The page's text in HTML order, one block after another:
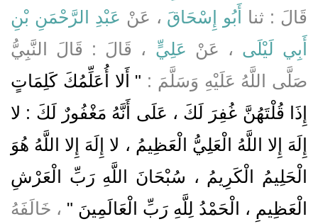
قَالَ : ثنا أَبُو إِسْحَاقَ ، عَنْ عَبْدِ الرَّحْمَنِ بْنِ
أَبِي لَيْلَى ، عَنْ عَلِيٍّ ، قَالَ : قَالَ النَّبِيُّ
صَلَّى اللَّهُ عَلَيْهِ وَسَلَّمَ : " أَلا أُعَلِّمُكَ كَلِمَاتٍ
إِذَا قُلْتَهُنَّ غُفِرَ لَكَ ، عَلَى أَنَّهُ مَغْفُورٌ لَكَ : لا
إِلَهَ إِلا اللَّهُ الْعَلِيُّ الْعَظِيمُ ، لا إِلَهَ إِلا اللَّهُ هُوَ
الْحَلِيمُ الْكَرِيمُ ، سُبْحَانَ اللَّهِ رَبِّ الْعَرْشِ
الْعَظِيمِ ، الْحَمْدُ لِلَّهِ رَبِّ الْعَالَمِينَ " ، خَالَفَهُ